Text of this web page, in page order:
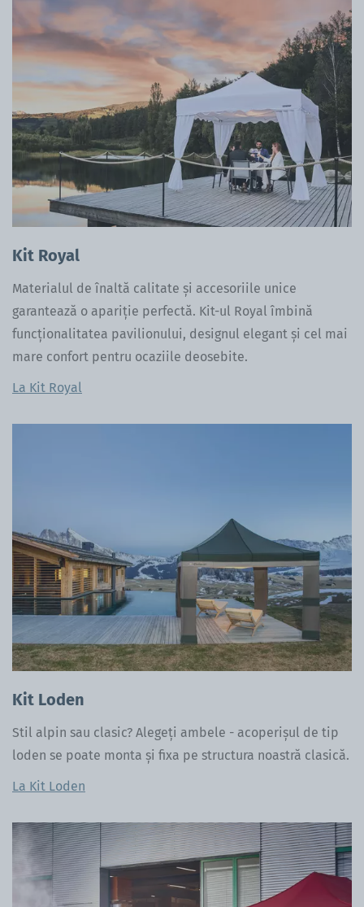
Kit Royal
Materialul de înaltă calitate și accesoriile unice
garantează o apariție perfectă. Kit-ul Royal îmbină
funcționalitatea pavilionului, designul elegant și cel mai
mare confort pentru ocaziile deosebite.
La Kit Royal
Kit Loden
Stil alpin sau clasic? Alegeți ambele - acoperișul de tip
loden se poate monta și fixa pe structura noastră clasică.
La Kit Loden